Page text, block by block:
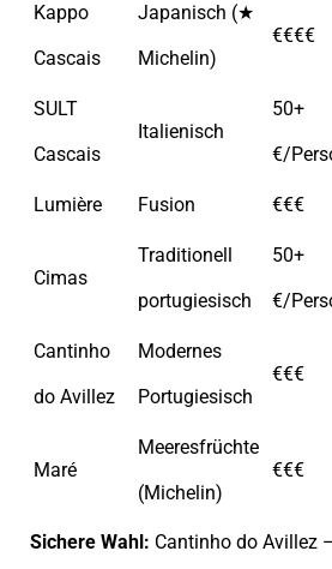
Kappo
Cascais
Japanisch (★
Michelin)
€€€€
SULT
Cascais
Italienisch
50+
€/
Lumière Fusion €€€
Cimas
Traditionell
portugiesisch
50+
€/
Cantinho
do Avillez
Modernes
Portugiesisch
€€€
Maré
Meeresfrüchte
(Michelin)
€€€
Sichere Wahl: Cantinho do Avillez